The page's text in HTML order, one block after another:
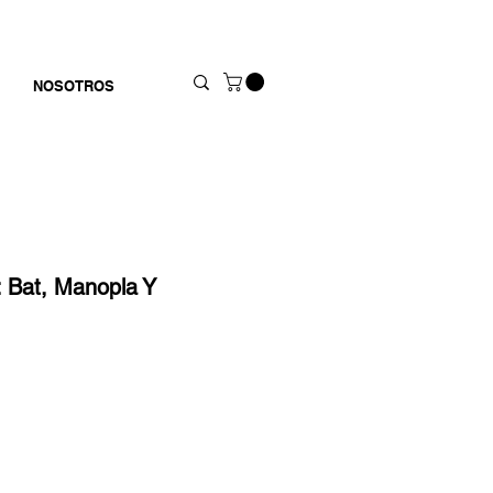
NOSOTROS
Bat, Manopla Y